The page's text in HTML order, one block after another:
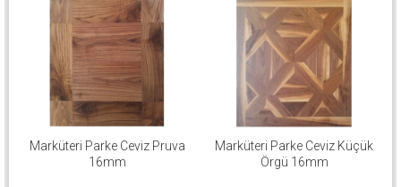
Marküteri Parke Ceviz Pruva
16mm
Marküteri Parke Ceviz Küçük
Örgü 16mm